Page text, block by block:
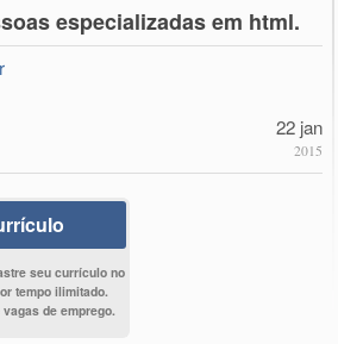
especializadas em html.
22 jan
2015
seu currículo no
tempo ilimitado.
de emprego.